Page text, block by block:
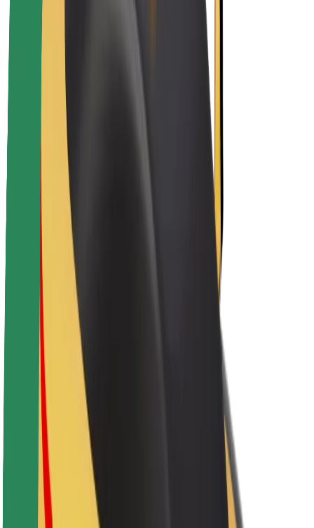
Bolt Food Händler:innen
Flotten
Franchise
Unternehmen
Karriere
Über Bolt
Nachhaltigkeit bei Bolt
Project Zero
Blog
Newsroom
Markenrichtlinien
Mission
Investor Relations
Leitung
Marke
Medien
Urban Fund
Sicherheit